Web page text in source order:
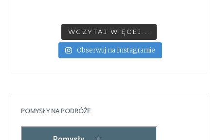
WCZYTAJ WIĘCEJ...
Obserwuj na Instagramie
POMYSŁY NA PODRÓŻE